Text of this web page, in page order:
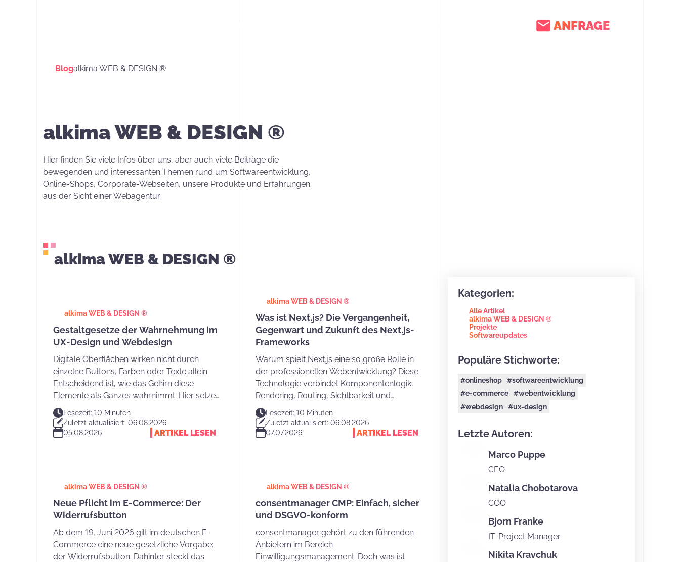
ANFRAGE
Blogalkima WEB & DESIGN ®
alkima WEB & DESIGN ®
Hier finden Sie viele Infos über uns, aber auch viele Beiträge die
bewegenden und interessanten Themen rund um Softwareentwicklung,
Online-Shops, Corporate-Webseiten, unsere Produkte und Erfahrungen
aus der Sicht einer Webagentur.
alkima WEB & DESIGN ®
alkima WEB & DESIGN ®
Gestaltgesetze der Wahrnehmung im
UX-Design und Webdesign
Digitale Oberflächen wirken nicht durch
einzelne Buttons, Farben oder Texte allein.
Entscheidend ist, wie das Gehirn diese
Elemente als Ganzes wahrnimmt. Hier setzen
die Gestaltgesetze der Wahrnehmung an. Sie
erklären, warum Nutzer Strukturen schnell
verstehen und eine Website intuitiv bedienen
Lesezeit: 10 Minuten
Zuletzt aktualisiert: 06.08.2026
05.08.2026
ARTIKEL LESEN
alkima WEB & DESIGN ®
Was ist Next.js? Die Vergangenheit,
Gegenwart und Zukunft des Next.js-
Frameworks
Warum spielt Next.js eine so große Rolle in
der professionellen Webentwicklung? Diese
Technologie verbindet Komponentenlogik,
Rendering, Routing, Sichtbarkeit und
Performance in einer Architektur, die für
Websites, Shops und Webanwendungen
geeignet ist. Dadurch wird aus einer
Lesezeit: 10 Minuten
Zuletzt aktualisiert: 06.08.2026
07.07.2026
ARTIKEL LESEN
alkima WEB & DESIGN ®
Neue Pflicht im E-Commerce: Der
Widerrufsbutton
Ab dem 19. Juni 2026 gilt im deutschen E-
Commerce eine neue gesetzliche Vorgabe:
der Widerrufsbutton. Dahinter steckt das
alkima WEB & DESIGN ®
consentmanager CMP: Einfach, sicher
und DSGVO-konform
consentmanager gehört zu den führenden
Anbietern im Bereich
Einwilligungsmanagement. Doch was ist
Kategorien:
Alle Artikel
alkima WEB & DESIGN ®
Projekte
Softwareupdates
Populäre Stichworte:
#onlineshop
#softwareentwicklung
#e-commerce
#webentwicklung
#webdesign
#ux-design
Letzte Autoren:
Marco Puppe
CEO
Natalia Chobotarova
COO
Bjorn Franke
IT-Project Manager
Nikita Kravchuk